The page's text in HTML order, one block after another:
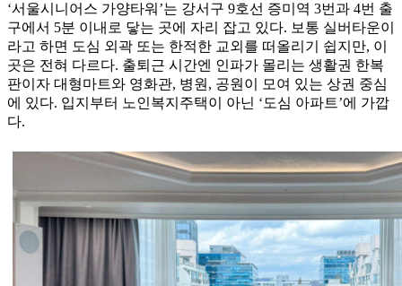
‘서울시니어스 가양타워’는 강서구 9호선 증미역 3번과 4번 출
구에서 5분 이내로 닿는 곳에 자리 잡고 있다. 보통 실버타운이
라고 하면 도심 외곽 또는 한적한 교외를 떠올리기 쉽지만, 이
곳은 전혀 다르다. 출퇴근 시간엔 인파가 몰리는 생활권 한복
판이자 대형마트와 영화관, 병원, 공원이 모여 있는 상권 중심
에 있다. 입지부터 노인복지주택이 아닌 ‘도심 아파트’에 가깝
다.